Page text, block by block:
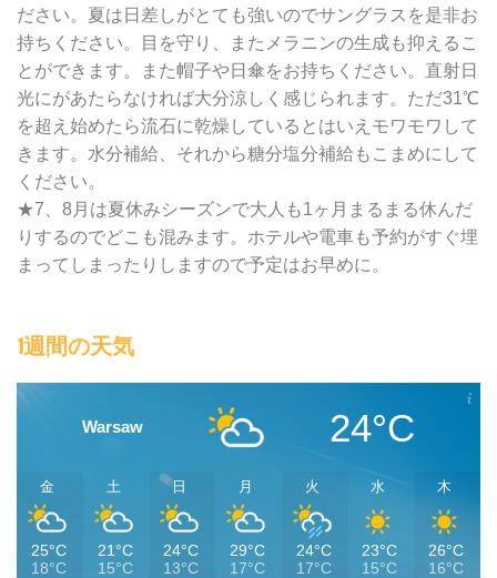
ださい。夏は日差しがとても強いのでサングラスを是非お
持ちください。目を守り、またメラニンの生成も抑えるこ
とができます。また帽子や日傘をお持ちください。直射日
光にがあたらなければ大分涼しく感じられます。ただ31℃
を超え始めたら流石に乾燥しているとはいえモワモワして
きます。水分補給、それから糖分塩分補給もこまめにして
ください。
★7、8月は夏休みシーズンで大人も1ヶ月まるまる休んだ
りするのでどこも混みます。ホテルや電車も予約がすぐ埋
まってしまったりしますので予定はお早めに。
1週間の天気
Warsaw 24°C
金
25°C
18°C
土
21°C
15°C
日
24°C
13°C
月
29°C
17°C
火
24°C
17°C
水
23°C
15°C
木
26°C
16°C